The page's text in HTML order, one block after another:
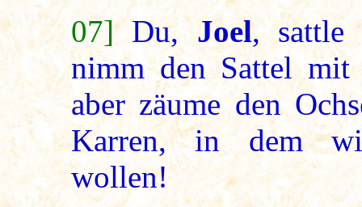
07]Du,Joel, sattle
nimm den Sattel
aber zäume den
Karren, in dem
wollen!